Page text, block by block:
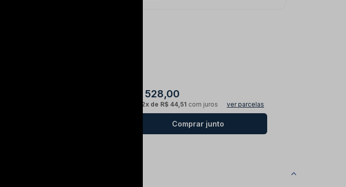
R$ 528,00
12x de R$ 44,51 com juros ver parcelas
Comprar junto